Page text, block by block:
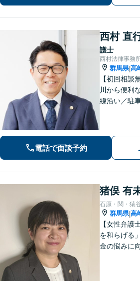
西村 直
護士
西村法律事務
群馬県|高
【初回相談
川から便利
線沿い／駐
感にアンテ
分割を実現
電話で面談予約
猪俣 有
石原・関・猿
群馬県|高
【女性弁護
を和らげる
金の悩みに